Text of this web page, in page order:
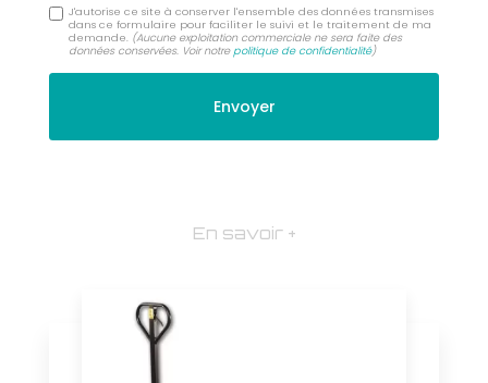
J'autorise ce site à conserver l'ensemble des données transmises
dans ce formulaire pour faciliter le suivi et le traitement de ma
demande. (Aucune exploitation commerciale ne sera faite des
données conservées. Voir notrepolitique de confidentialité)
En savoir +